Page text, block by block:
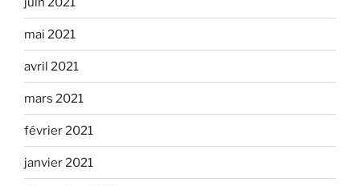
mai 2021
avril 2021
mars 2021
février 2021
janvier 2021